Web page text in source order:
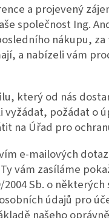
a projevený
společnost Ing.
nákupu,
a nabízeli vám
který od nás
vyžádat, požádat o
na Úřad pro
e-mailových
vám zasíláme
Sb. o
údajů pro